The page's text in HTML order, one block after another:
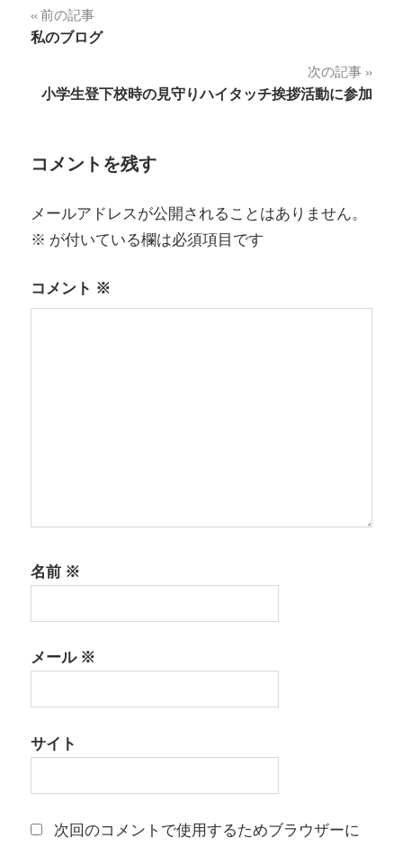
投
稿
ナ
ゲ
シ
ン
前の記事
私のブログ
次の記事
小学生登下校時の見守りハイタッチ挨拶活動に参加
コメントを残す
メールアドレスが公開されることはありません。
※ が付いている欄は必須項目です
コメント ※
名前 ※
メール※
サイト
次回のコメントで使用するためブラウザーに